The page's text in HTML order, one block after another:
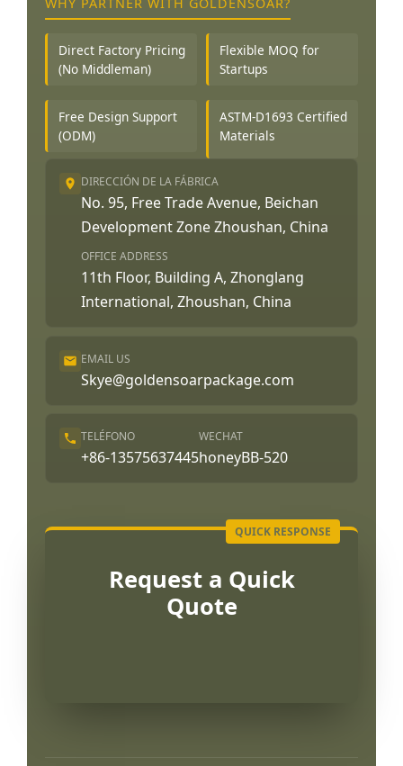
Direct Factory Pricing
(No Middleman)
Flexible MOQ for
Startups
Free Design Support
(ODM)
ASTM-D1693 Certified
Materials
DIRECCIÓN DE LA FÁBRICA
No. 95, Free Trade Avenue, Beichan
Development Zone Zhoushan, China
OFFICE ADDRESS
11th Floor, Building A, Zhonglang
International, Zhoushan, China
EMAIL US
Skye@goldensoarpackage.com
TELÉFONO
+86-13575637445
WECHAT
honeyBB-520
Request a Quick
Quote